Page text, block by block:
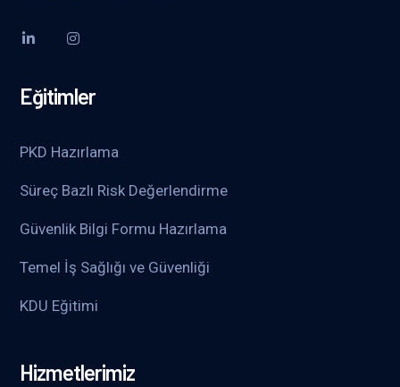
Eğitimler
PKD Hazırlama
Süreç Bazlı Risk Değerlendirme
Güvenlik Bilgi Formu Hazırlama
Temel İş Sağlığı ve Güvenliği
KDU Eğitimi
Hizmetlerimiz